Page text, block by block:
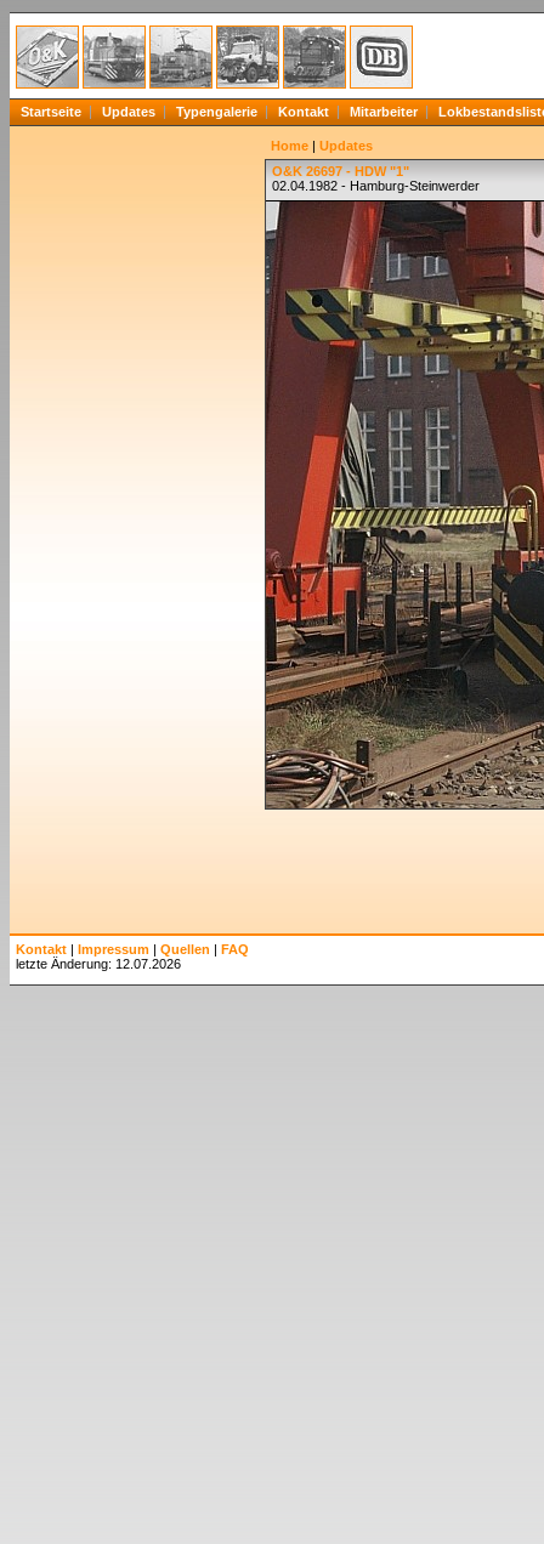
Startseite Updates Typengalerie Kontakt Mitarbeiter
Home | Updates
O&K 26697 - HDW "1"
02.04.1982 - Hamburg-Steinwerder
Kontakt | Impressum | Quellen | FAQ
letzte Änderung: 12.07.2026